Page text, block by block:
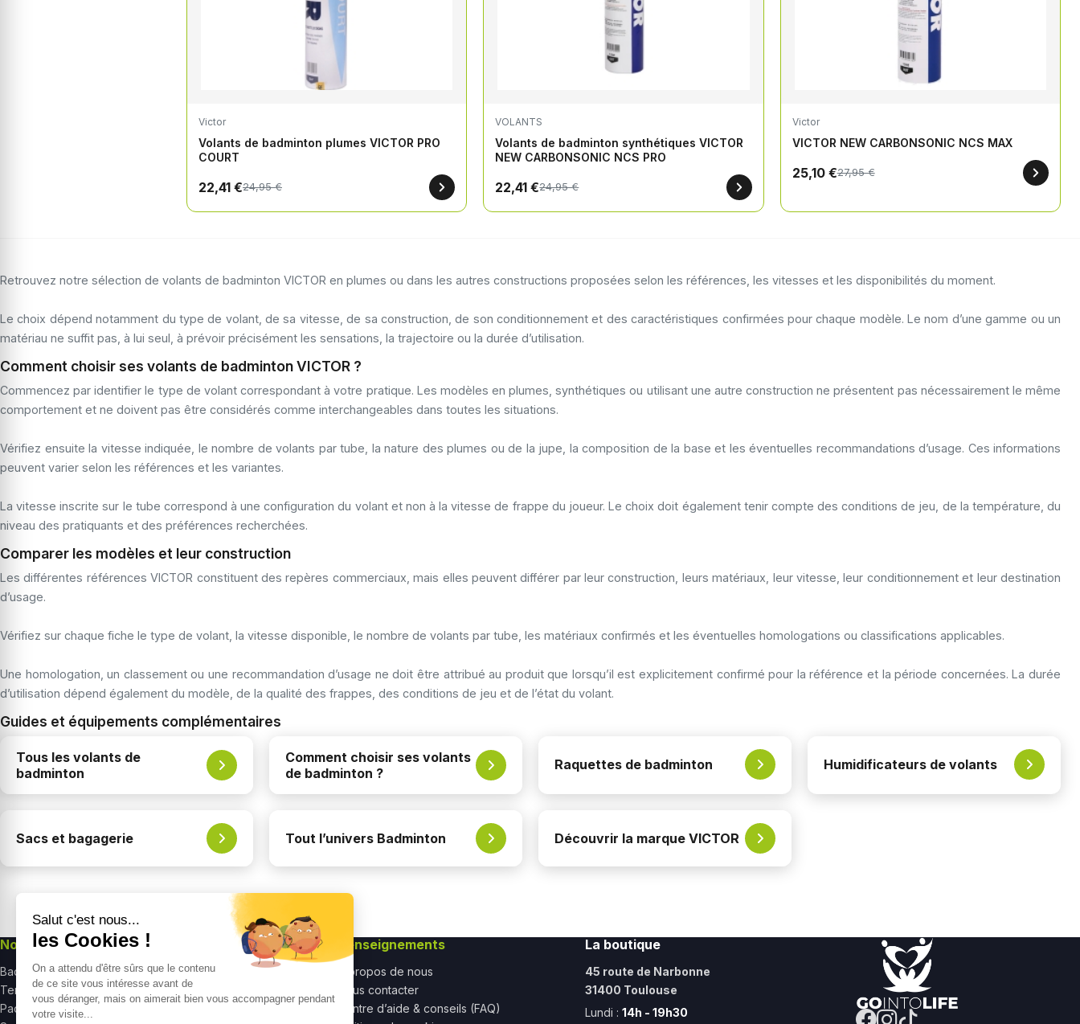
Victor
Volants de badminton plumes VICTOR PRO
COURT
22,41 €24,95 €
VOLANTS
Volants de badminton synthétiques VICTOR
NEW CARBONSONIC NCS PRO
22,41 €24,95 €
Victor
VICTOR NEW CARBONSONIC NCS MAX
25,10 €27,95 €
Retrouvez notre sélection de volants de badminton VICTOR en plumes ou dans les autres constructions proposées selon les références, les vitesses et les disponibilités du moment.
Le choix dépend notamment du type de volant, de sa vitesse, de sa construction, de son conditionnement et des caractéristiques confirmées pour chaque modèle. Le nom d’une gamme ou un
matériau ne suffit pas, à lui seul, à prévoir précisément les sensations, la trajectoire ou la durée d’utilisation.
Comment choisir ses volants de badminton VICTOR ?
Commencez par identifier le type de volant correspondant à votre pratique. Les modèles en plumes, synthétiques ou utilisant une autre construction ne présentent pas nécessairement le même
comportement et ne doivent pas être considérés comme interchangeables dans toutes les situations.
Vérifiez ensuite la vitesse indiquée, le nombre de volants par tube, la nature des plumes ou de la jupe, la composition de la base et les éventuelles recommandations d’usage. Ces informations
peuvent varier selon les références et les variantes.
La vitesse inscrite sur le tube correspond à une configuration du volant et non à la vitesse de frappe du joueur. Le choix doit également tenir compte des conditions de jeu, de la température, du
niveau des pratiquants et des préférences recherchées.
Comparer les modèles et leur construction
Les différentes références VICTOR constituent des repères commerciaux, mais elles peuvent différer par leur construction, leurs matériaux, leur vitesse, leur conditionnement et leur destination
d’usage.
Vérifiez sur chaque fiche le type de volant, la vitesse disponible, le nombre de volants par tube, les matériaux confirmés et les éventuelles homologations ou classifications applicables.
Une homologation, un classement ou une recommandation d’usage ne doit être attribué au produit que lorsqu’il est explicitement confirmé pour la référence et la période concernées. La durée
d’utilisation dépend également du modèle, de la qualité des frappes, des conditions de jeu et de l’état du volant.
Guides et équipements complémentaires
Tous les volants de
badminton
Comment choisir ses volants
de badminton ?
Raquettes de badminton Humidificateurs de volants
Sacs et bagagerie Tout l’univers Badminton Découvrir la marque VICTOR
Nos univers
Badminton
Tennis
Padel
Nos produits
Raquettes badminton
Raquettes tennis
Renseignements
À propos de nous
Nous contacter
Centre d’aide & conseils (FAQ)
La boutique
45 route de Narbonne
31400 Toulouse
Lundi :14h - 19h30